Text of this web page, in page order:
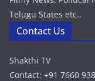
Telugu States etc..
Contact Us
Shakthi TV
Contact: +91 7660